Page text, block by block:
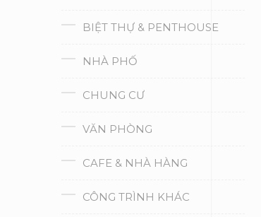
BIỆT THỰ & PENTHOUSE
NHÀ PHỐ
CHUNG CƯ
VĂN PHÒNG
CAFE & NHÀ HÀNG
CÔNG TRÌNH KHÁC